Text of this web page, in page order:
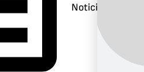
Noticias